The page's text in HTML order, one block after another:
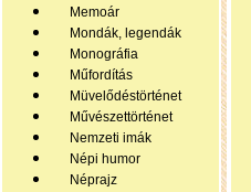
Memoár
Mondák, legendák
Monográfia
Műfordítás
Müvelődéstörténet
Művészettörténet
Nemzeti imák
Népi humor
Néprajz